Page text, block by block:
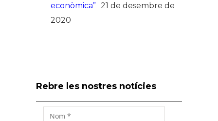
econòmica” 21 de desembre de
2020
Rebre les nostres notícies